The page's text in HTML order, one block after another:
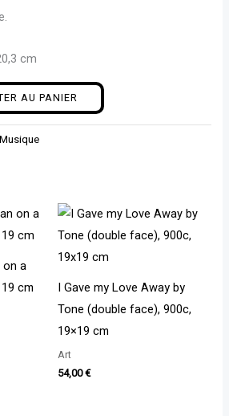
cm
AU PANIER
Musique
on a
cm
I Gave my Love Away by
Tone (double face), 900c,
19×19 cm
Art
54,00€